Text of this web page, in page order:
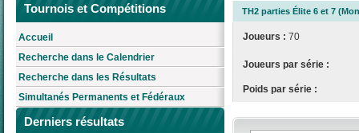
Tournois et Compétitions
Accueil
Recherche dans le Calendrier
Recherche dans les Résultats
Simultanés Permanents et Fédéraux
Derniers résultats
TH2 parties Élite 6 et 7
Joueurs : 70
Joueurs par série :
Poids par série :